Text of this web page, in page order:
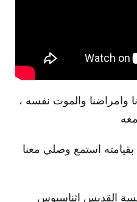
وامراضنا والموت نفسه ،
استمع وصلي معنا
القديس اثناسيوس